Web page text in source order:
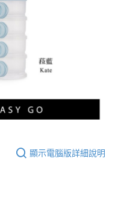
顯示電腦版詳細說明